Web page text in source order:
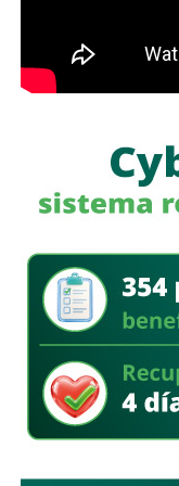
El Gobierno del
parte del trabajo
protección de los
También lee:SLP